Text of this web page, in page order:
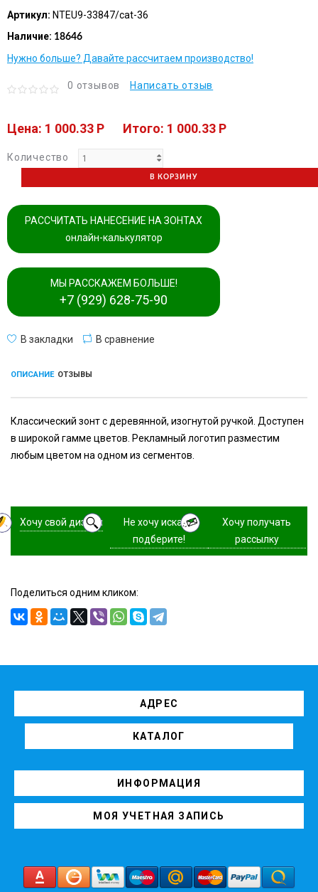
Артикул: NTEU9-33847/cat-36
Наличие: 18646
Нужно больше? Давайте рассчитаем производство!
0 отзывов Написать отзыв
Цена: 1 000.33 P Итого: 1 000.33 P
Количество
В КОРЗИНУ
РАССЧИТАТЬ НАНЕСЕНИЕ НА ЗОНТАХ
онлайн-калькулятор
МЫ РАССКАЖЕМ БОЛЬШЕ!
+7 (929) 628-75-90
В закладки В сравнение
ОПИСАНИЕ ОТЗЫВЫ
Классический зонт с деревянной, изогнутой ручкой. Доступен
в широкой гамме цветов. Рекламный логотип разместим
любым цветом на одном из сегментов.
Хочу свой дизайн
Не хочу искать,
подберите!
Хочу получать
рассылку
Поделиться одним кликом:
АДРЕС
КАТАЛОГ
ИНФОРМАЦИЯ
МОЯ УЧЕТНАЯ ЗАПИСЬ